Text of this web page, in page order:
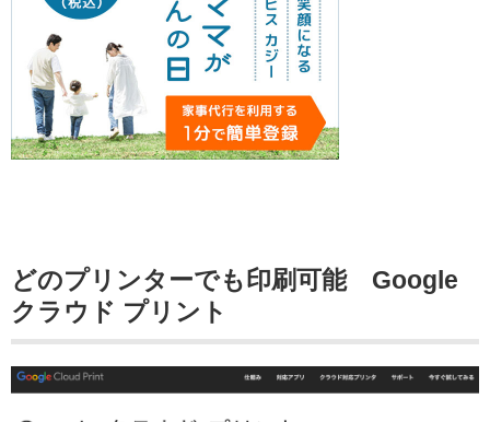
どのプリンターでも印刷可能 Google
クラウド プリント